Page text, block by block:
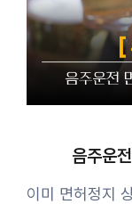
음주운
이미 면허정지